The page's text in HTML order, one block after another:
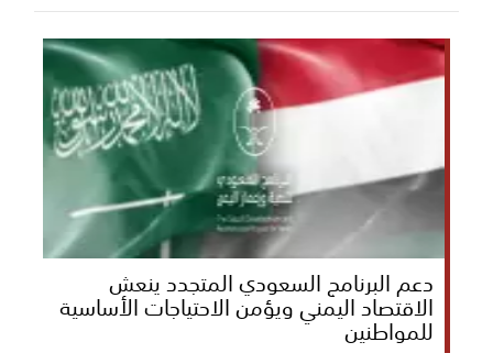
دعم البرنامج السعودي المتجدد ينعش
الاقتصاد اليمني ويؤمن الاحتياجات الأساسية
للمواطنين